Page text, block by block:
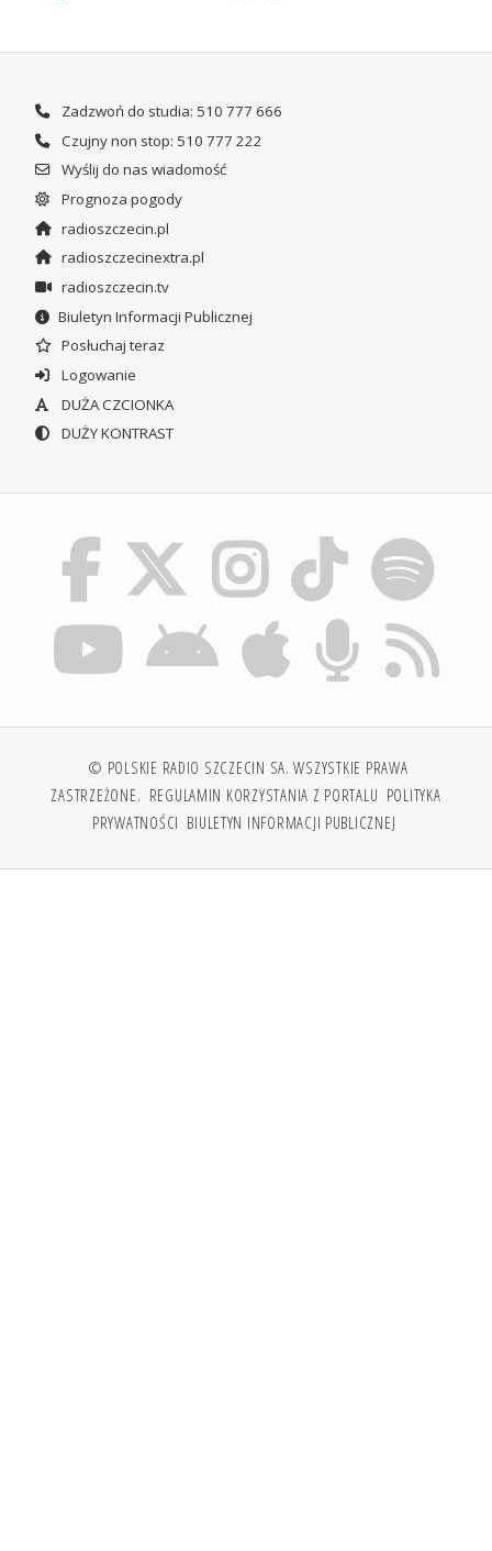
Zadzwoń do studia: 510 777 666
Czujny non stop: 510 777 222
Wyślij do nas wiadomość
Prognoza pogody
radioszczecin.pl
radioszczecinextra.pl
radioszczecin.tv
Biuletyn Informacji Publicznej
Posłuchaj teraz
Logowanie
DUŻA CZCIONKA
DUŻY KONTRAST
© POLSKIE RADIO SZCZECIN SA. WSZYSTKIE PRAWA
ZASTRZEŻONE. REGULAMIN KORZYSTANIA Z PORTALU POLITYKA
PRYWATNOŚCI BIULETYN INFORMACJI PUBLICZNEJ